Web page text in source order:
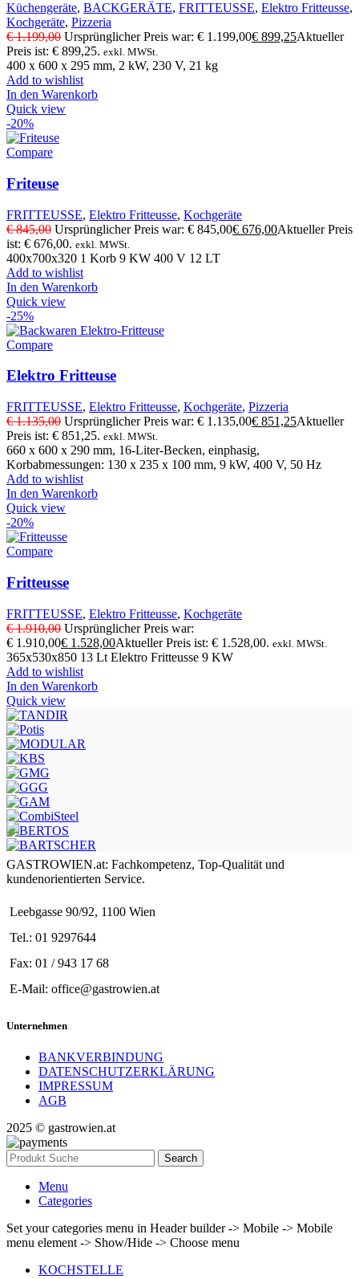
Küchengeräte, BACKGERÄTE, FRITTEUSSE, Elektro Fritteusse,
Kochgeräte, Pizzeria
€1.199,00 Ursprünglicher Preis war: € 1.199,00€ 899,25Aktueller
Preis ist: € 899,25. exkl. MWSt.
400 x 600 x 295 mm, 2 kW, 230 V, 21 kg
Add to wishlist
In den Warenkorb
Quick view
-20%
Compare
Friteuse
FRITTEUSSE, Elektro Fritteusse, Kochgeräte
€845,00 Ursprünglicher Preis war: € 845,00€ 676,00Aktueller Preis
ist: € 676,00. exkl. MWSt.
400x700x320 1 Korb 9 KW 400 V 12 LT
Add to wishlist
In den Warenkorb
Quick view
-25%
Compare
Elektro Fritteuse
FRITTEUSSE, Elektro Fritteusse, Kochgeräte, Pizzeria
€1.135,00 Ursprünglicher Preis war: € 1.135,00€ 851,25Aktueller
Preis ist: € 851,25. exkl. MWSt.
660 x 600 x 290 mm, 16-Liter-Becken, einphasig,
Korbabmessungen: 130 x 235 x 100 mm, 9 kW, 400 V, 50 Hz
Add to wishlist
In den Warenkorb
Quick view
-20%
Compare
Fritteusse
FRITTEUSSE, Elektro Fritteusse, Kochgeräte
€1.910,00 Ursprünglicher Preis war:
€ 1.910,00€ 1.528,00Aktueller Preis ist: € 1.528,00. exkl. MWSt.
365x530x850 13 Lt Elektro Fritteusse 9 KW
Add to wishlist
In den Warenkorb
Quick view
GASTROWIEN.at: Fachkompetenz, Top-Qualität und
kundenorientierten Service.
Leebgasse 90/92, 1100 Wien
Tel.: 01 9297644
Fax: 01 / 943 17 68
E-Mail: office@gastrowien.at
Unternehmen
BANKVERBINDUNG
DATENSCHUTZERKLÄRUNG
IMPRESSUM
AGB
2025 © gastrowien.at
Search
Menu
Categories
Set your categories menu in Header builder -> Mobile -> Mobile
menu element -> Show/Hide -> Choose menu
KOCHSTELLE